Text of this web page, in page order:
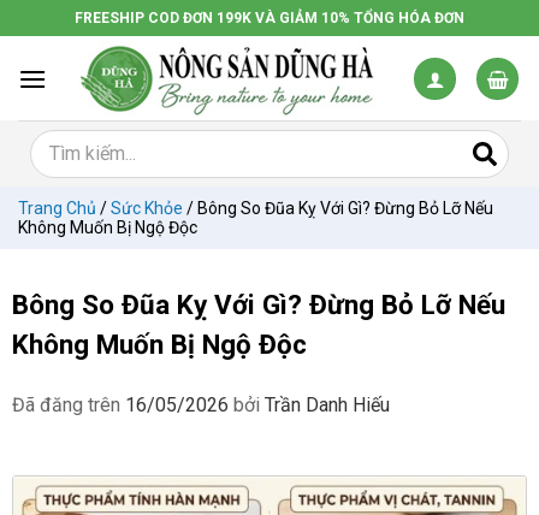
đến
dung
FREESHIP COD ĐƠN 199K VÀ GIẢM 10% TỔNG HÓA ĐƠN
Trang Chủ /Sức Khỏe / Bông So Đũa Kỵ Với Gì? Đừng Bỏ Lỡ Nếu
Không Muốn Bị Ngộ Độc
Bông So Đũa Kỵ Với Gì? Đừng Bỏ Lỡ Nếu
Không Muốn Bị Ngộ Độc
Đã đăng trên 16/05/2026 bởi Trần Danh Hiếu